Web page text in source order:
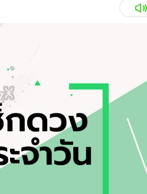
สุขภาพ
Sanook
กโซเชียลได้ที่